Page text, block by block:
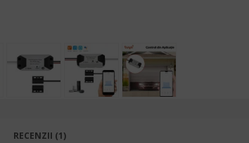
RECENZII (1)